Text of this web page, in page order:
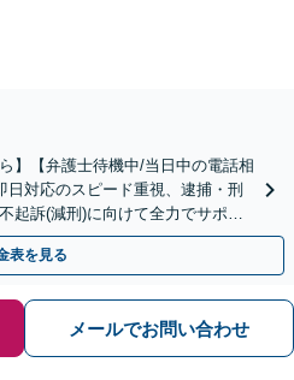
】【弁護士待機中/当日中の電話相
対応のスピード重視、逮捕・刑
起訴(減刑)に向けて全力でサポー
表を見る
メールでお問い合わせ